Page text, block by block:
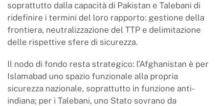
soprattutto dalla capacità di Pakistan e Talebani di
ridefinire i termini del loro rapporto: gestione della
frontiera, neutralizzazione del TTP e delimitazione
delle rispettive sfere di sicurezza.
Il nodo di fondo resta strategico: l’Afghanistan è per
Islamabad uno spazio funzionale alla propria
sicurezza nazionale, soprattutto in funzione anti-
indiana; per i Talebani, uno Stato sovrano da